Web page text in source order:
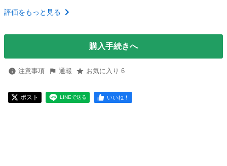
評価をもっと見る
購入手続きへ
注意事項 通報 お気に入り 6
ポスト LINEで送る いいね！